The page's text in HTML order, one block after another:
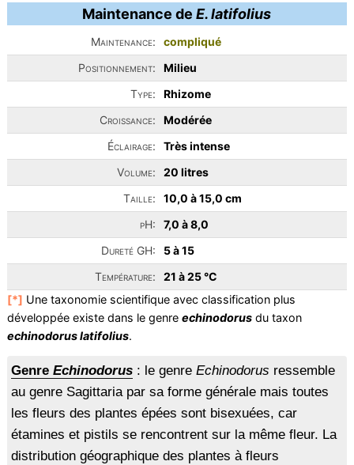
Maintenance deE. latifolius
Maintenance:
compliqué
Positionnement:
Milieu
Type:
Rhizome
Croissance:
Modérée
Éclairage:
Très intense
Volume:
20 litres
Taille:
10,0 à 15,0 cm
pH:
7,0 à 8,0
Dureté GH:
5 à 15
Température:
21 à 25 °C
[*] Une taxonomie scientifique avec classification plus
développée existe dans le genre echinodorusdu taxon
echinodorus latifolius.
Genre Echinodorus: le genre Echinodorus ressemble
au genre Sagittaria par sa forme générale mais toutes
les fleurs des plantes épées sont bisexuées, car
étamines et pistils se rencontrent sur la même fleur. La
distribution géographique des plantes à fleurs